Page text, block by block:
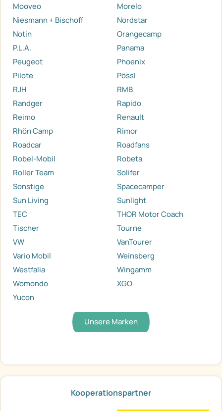
Mooveo
Morelo
Niesmann + Bischoff
Nordstar
Notin
Orangecamp
P.L.A.
Panama
Peugeot
Phoenix
Pilote
Pössl
RJH
RMB
Randger
Rapido
Reimo
Renault
Rhön Camp
Rimor
Roadcar
Roadfans
Robel-Mobil
Robeta
Roller Team
Solifer
Sonstige
Spacecamper
Sun Living
Sunlight
TEC
THOR Motor Coach
Tischer
Tourne
VW
VanTourer
Vario Mobil
Weinsberg
Westfalia
Wingamm
Womondo
XGO
Yucon
Unsere Marken
Kooperationspartner